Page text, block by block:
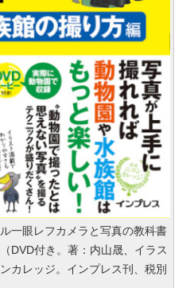
一眼レフカメラと写真の教科書
DVD付き。著：内山晟、イラス
カレッジ。インプレス刊、税別